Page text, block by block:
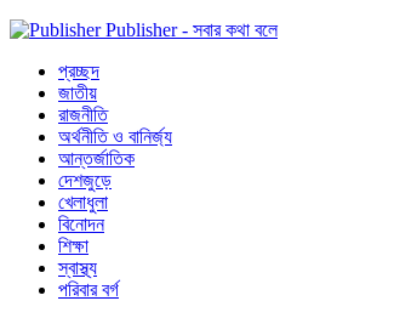
Publisher - সবার কথা বলে
প্রচ্ছদ
জাতীয়
রাজনীতি
অর্থনীতি ও বানির্জ্য
আন্তর্জাতিক
দেশজুড়ে
খেলাধুলা
বিনোদন
শিক্ষা
স্বাস্থ্য
পরিবার বর্গ